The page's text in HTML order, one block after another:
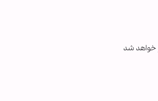
خواهد شد